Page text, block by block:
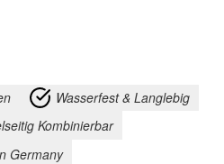
Wasserfest & Langlebig
Kombinierbar
Germany